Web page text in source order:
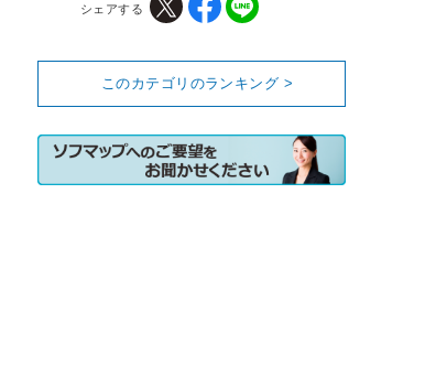
シェアする
このカテゴリのランキング >